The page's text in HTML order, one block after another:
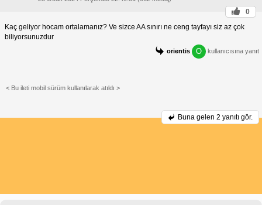
0
Kaç geliyor hocam ortalamanız? Ve sizce AA sınırı ne ceng tayfayı siz az çok
biliyorsunuzdur
orientis O kullanıcısına yanıt
< Bu ileti mobil sürüm kullanılarak atıldı >
Buna gelen 2 yanıtı gör.